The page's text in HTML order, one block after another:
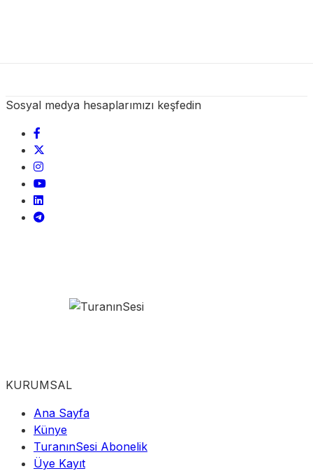
Sosyal medya hesaplarımızı keşfedin
KURUMSAL
Ana Sayfa
Künye
TuranınSesi Abonelik
Üye Kayıt